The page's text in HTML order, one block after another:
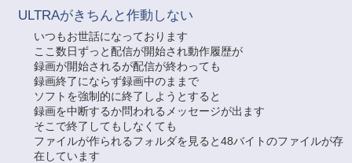
ULTRAがきちんと作動しない
いつもお世話になっております
ここ数日ずっと配信が開始され動作履歴が
録画が開始されるが配信が終わっても
録画終了にならず録画中のままで
ソフトを強制的に終了しようとすると
録画を中断するか問われるメッセージが出ます
そこで終了してもしなくても
ファイルが作られるフォルダを見ると48バイトのファイルが存
在しています